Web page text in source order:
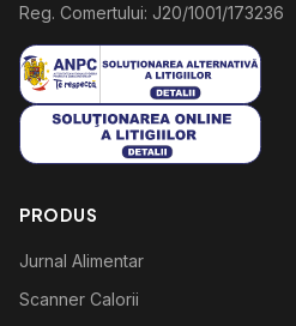
Reg. Comertului: J20/1001/173236
PRODUS
Jurnal Alimentar
Scanner Calorii